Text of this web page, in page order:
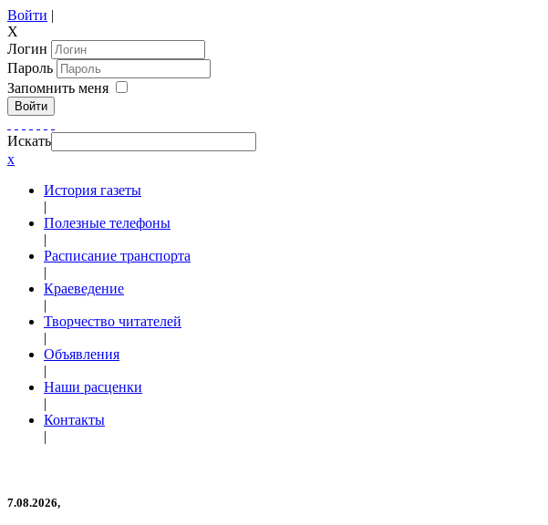
Войти |
X
Логин
Пароль
Запомнить меня
Войти
Искать
x
История газеты
|
Полезные телефоны
|
Расписание транспорта
|
Краеведение
|
Творчество читателей
|
Объявления
|
Наши расценки
|
Контакты
|
7.08.2026,